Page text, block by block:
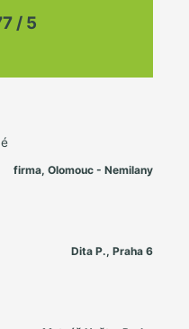
/ 5
firma, Olomouc - Nemilany
Dita P., Praha 6